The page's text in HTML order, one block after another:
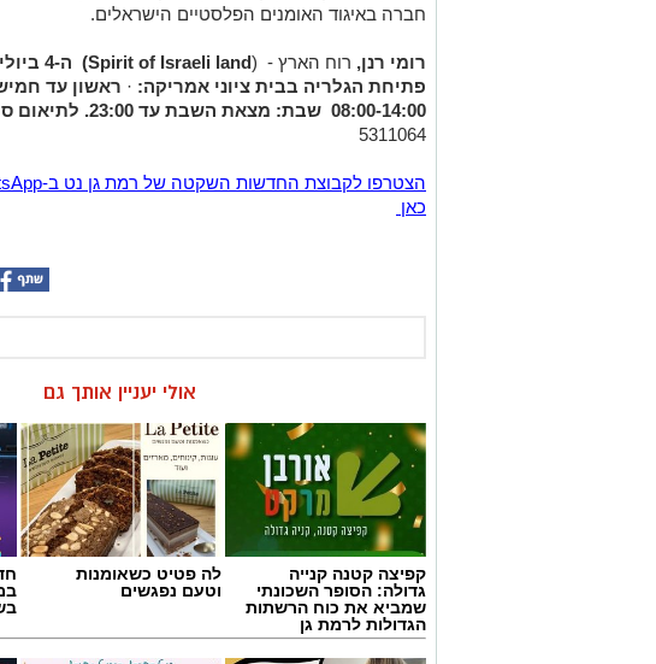
חברה באיגוד האומנים הפלסטיים הישראלים.
רומי רנן, רוח הארץ - (
Spirit of Israeli land
)
פתיחת הגלריה בבית ציוני אמריקה: · ראשון עד חמישי. 08:00-
08:00-14:00 שבת: מצאת השבת עד 23:00. לתיאום סיור מודרך:
5311064
כאן
אולי יעניין אותך גם
קפיצה קטנה קנייה
גדולה: הסופר השכונתי
שמביא את כוח הרשתות
הגדולות לרמת גן
לה פטיט כשאומנות
וטעם נפגשים